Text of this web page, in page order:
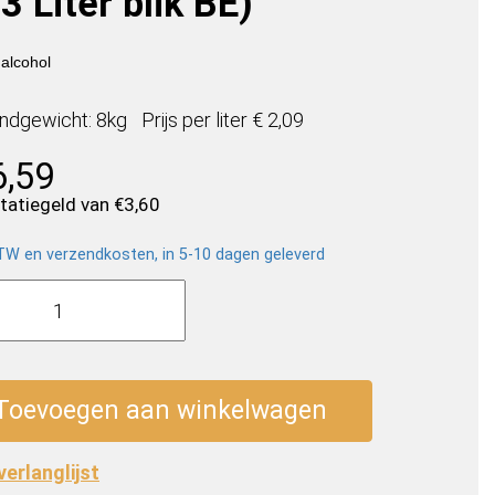
8kg Prijs per liter € 2,09
van €3,60
en verzendkosten, in 5-10 dagen geleverd
aan winkelwagen